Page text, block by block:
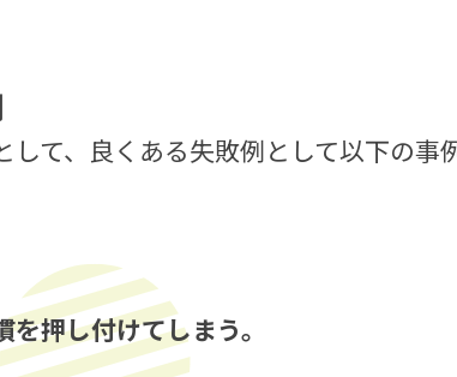
て、良くある失敗例として以下の事
押し付けてしまう。